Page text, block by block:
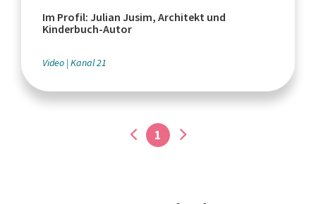
Im Profil: Julian Jusim, Architekt und
Kinderbuch-Autor
Video Kanal 21
1